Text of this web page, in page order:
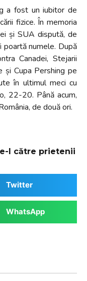
a fost un iubitor de
fizice. În memoria
și SUA dispută, de
poartă numele. După
Canadei, Stejarii
și Cupa Pershing pe
în ultimul meci cu
22-20. Până acum,
de două ori.
l către prietenii
Twitter
WhatsApp